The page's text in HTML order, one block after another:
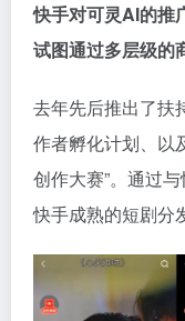
快手对可灵AI的推
试图通过多层级的
去年先后推出了扶
作者孵化计划、以
创作大赛”。通过
快手成熟的短剧分